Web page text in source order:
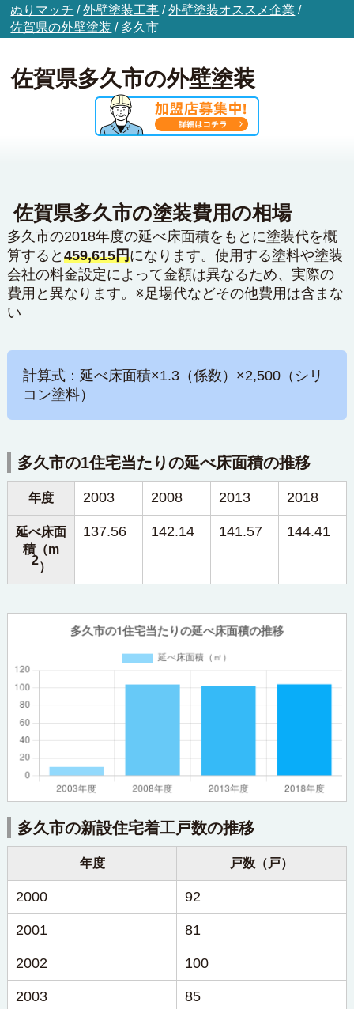
ぬりマッチ /外壁塗装工事 /外壁塗装オススメ企業 /
佐賀県の外壁塗装 / 多久市
佐賀県多久市の外壁塗装
佐賀県多久市の塗装費用の相場
多久市の2018年度の延べ床面積をもとに塗装代を概
算すると 459,615円になります。使用する塗料や塗装
会社の料金設定によって金額は異なるため、実際の
費用と異なります。※足場代などその他費用は含まな
い
計算式：延べ床面積×1.3（係数）×2,500（シリ
コン塗料）
多久市の1住宅当たりの延べ床面積の推移
年度 2003 2008 2013 2018
延べ床面
積（m
2）
137.56 142.14 141.57 144.41
多久市の新設住宅着工戸数の推移
年度 戸数（戸）
2000 92
2001 81
2002 100
2003 85